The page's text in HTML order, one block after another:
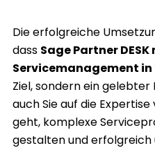
Die erfolgreiche
dass Sage Partner
Servicemanagement in
Ziel, sondern ein
auch Sie auf die Expertise
geht, komplexe
gestalten und erfolgreich